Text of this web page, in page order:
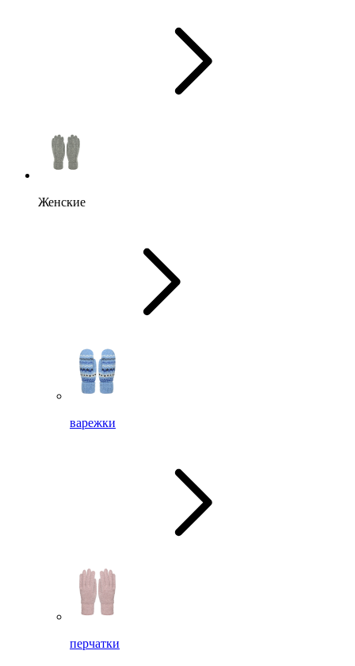
Женские
варежки
перчатки